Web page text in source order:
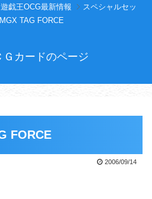
遊戯王OCG最新情報
スペシャルセッ
TAG FORCE
Ｇカードのページ
FORCE
2006/09/14